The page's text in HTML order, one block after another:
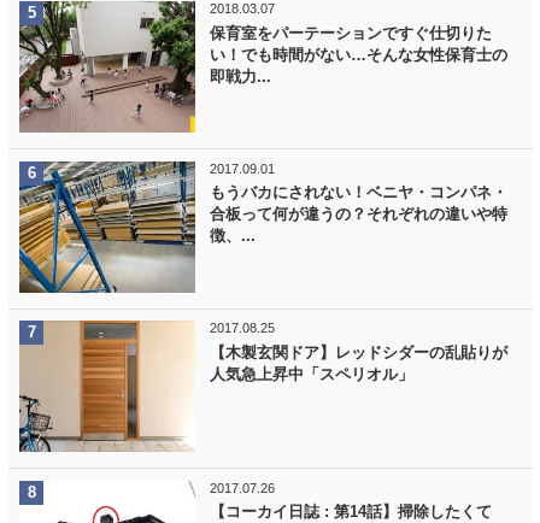
2018.03.07
保育室をパーテーションですぐ仕切りた
い！でも時間がない…そんな女性保育士の
即戦力...
2017.09.01
もうバカにされない！ベニヤ・コンパネ・
合板って何が違うの？それぞれの違いや特
徴、...
2017.08.25
【木製玄関ドア】レッドシダーの乱貼りが
人気急上昇中「スペリオル」
2017.07.26
【コーカイ日誌 : 第14話】掃除したくて